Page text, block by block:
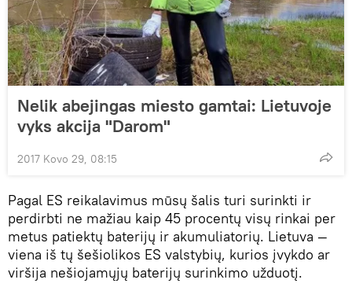
Nelik abejingas miesto gamtai: Lietuvoje
vyks akcija "Darom"
2017 Kovo 29, 08:15
Pagal ES reikalavimus mūsų šalis turi surinkti ir
perdirbti ne mažiau kaip 45 procentų visų rinkai per
metus patiektų baterijų ir akumuliatorių. Lietuva —
viena iš tų šešiolikos ES valstybių, kurios įvykdo ar
viršija nešiojamųjų baterijų surinkimo užduotį.